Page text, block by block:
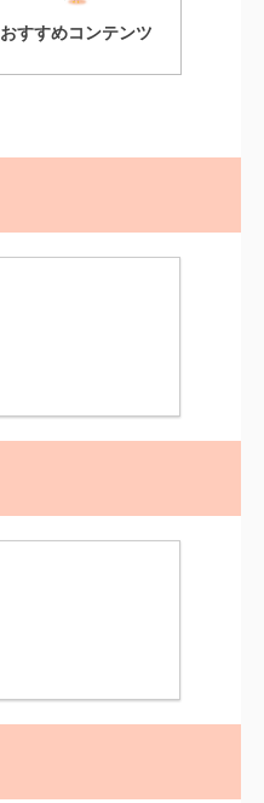
おすすめコンテンツ